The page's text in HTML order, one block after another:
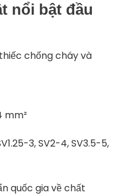
nổi bật đầu
chống cháy và
mm²
3, SV2-4, SV3.5-5,
quốc gia về chất